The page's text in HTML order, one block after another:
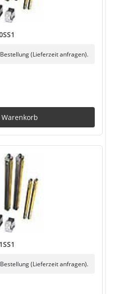
(Lieferzeit anfragen).
(Lieferzeit anfragen).